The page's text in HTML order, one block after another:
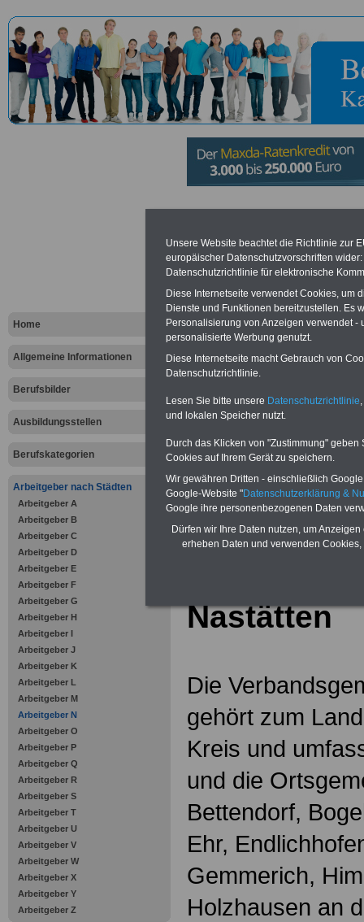
Home
Allgemeine Informationen
Berufsbilder
Ausbildungsstellen
Berufskategorien
Arbeitgeber nach Städten
Arbeitgeber A
Arbeitgeber B
Arbeitgeber C
Arbeitgeber D
Arbeitgeber E
Arbeitgeber F
Arbeitgeber G
Arbeitgeber H
Arbeitgeber I
Arbeitgeber J
Arbeitgeber K
Arbeitgeber L
Arbeitgeber M
Arbeitgeber N
Arbeitgeber O
Arbeitgeber P
Arbeitgeber Q
Arbeitgeber R
Arbeitgeber S
Arbeitgeber T
Arbeitgeber U
Arbeitgeber V
Arbeitgeber W
Arbeitgeber X
Arbeitgeber Y
Arbeitgeber Z
Nastätten
Vorteile für den öffentlichen
Vergleichen und sparen:
Bausparen schon ab 16 Jahren
Berufsunfähigkeitsabsicherung
Krankenzusatzversicherung-
Online-Vergleich Gesetzliche
Zahnzusatzversicherung-
Vorteile der Privaten
zurück zur
Nastätten
Die
gehört zum
Kreis und
und die
Bettendorf,
Ehr,
Gemmerich,
Holzhausen an
Unsere Website beachtet die Richtlinie zur
europäischer Datenschutzvorschriften
Datenschutzrichtlinie für elektronische
Diese Internetseite verwendet Cookies, um
Dienste und Funktionen bereitzustellen. Es
Personalisierung von Anzeigen verwendet
personalisierte Werbung genutzt.
Diese Internetseite macht Gebrauch von
Datenschutzrichtlinie.
Lesen Sie bitte unsere Datenschutzrichtlinie
und lokalen Speicher nutzt.
Durch das Klicken von "Zustimmung"
Cookies auf Ihrem Gerät zu speichern.
Wir gewähren Dritten - einschließlich
Google-Website "Datenschutzerklärung &
Google ihre personenbezogenen Daten
Dürfen wir Ihre Daten nutzen, um
erheben Daten und verwenden